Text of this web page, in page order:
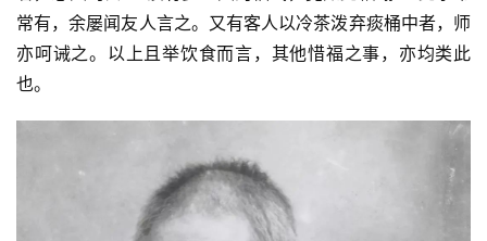
常有，余屡闻友人言之。又有客人以冷茶泼弃痰桶中者，师
亦呵诫之。以上且举饮食而言，其他惜福之事，亦均类此
也。